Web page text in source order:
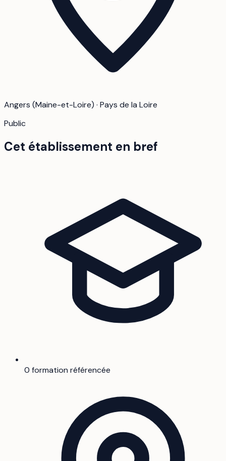
Angers (Maine-et-Loire) · Pays de la Loire
Public
Cet établissement en bref
0 formation référencée